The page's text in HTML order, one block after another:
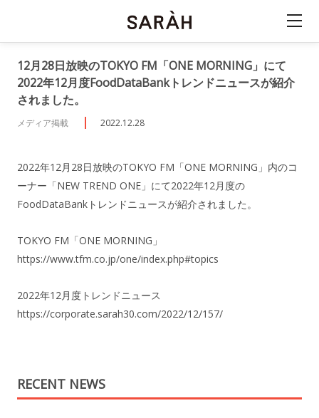
12月28日放映のTOKYO FM「ONE MORNING」にて
2022年12月度FoodDataBankトレンドニュースが紹介
されました。
メディア掲載 2022.12.28
2022年12月28日放映のTOKYO FM「ONE MORNING」内のコ
ーナー「NEW TREND ONE」にて2022年12月度の
FoodDataBankトレンドニュースが紹介されました。
TOKYO FM「ONE MORNING」
https://www.tfm.co.jp/one/index.php#topics
2022年12月度トレンドニュース
https://corporate.sarah30.com/2022/12/157/
RECENT NEWS